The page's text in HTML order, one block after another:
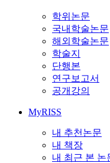
학위논문
국내학술논문
해외학술논문
학술지
단행본
연구보고서
공개강의
MyRISS
내 추천논문
내 책장
내 최근 본 논